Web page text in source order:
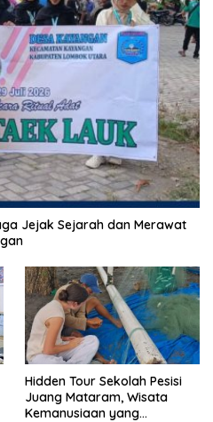
Jejak Sejarah dan Merawat
Hidden Tour Sekolah Pesisi
Juang Mataram, Wisata
Kemanusiaan yang